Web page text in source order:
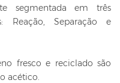
segmentada em três
Reação, Separação e
fresco e reciclado são
acético.